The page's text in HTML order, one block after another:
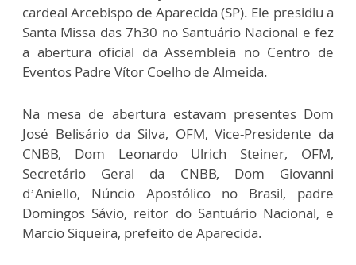
cardeal Arcebispo de Aparecida (SP). Ele presidiu a
Santa Missa das 7h30 no Santuário Nacional e fez
a abertura oficial da Assembleia no Centro de
Eventos Padre Vítor Coelho de Almeida.
Na mesa de abertura estavam presentes Dom
José Belisário da Silva, OFM, Vice-Presidente da
CNBB, Dom Leonardo Ulrich Steiner, OFM,
Secretário Geral da CNBB, Dom Giovanni
d’Aniello, Núncio Apostólico no Brasil, padre
Domingos Sávio, reitor do Santuário Nacional, e
Marcio Siqueira, prefeito de Aparecida.